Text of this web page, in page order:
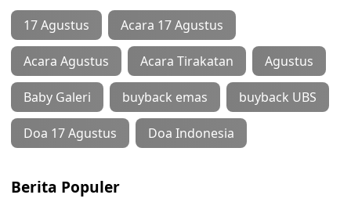
17 Agustus Acara 17 Agustus
Acara Agustus Acara Tirakatan Agustus
Baby Galeri buyback emas buyback UBS
Doa 17 Agustus Doa Indonesia
Berita Populer